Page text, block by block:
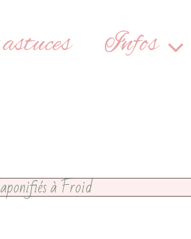
Infos
à Froid